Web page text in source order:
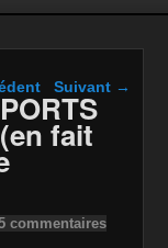
dans les
articles
Suivant →
fait
commentaires